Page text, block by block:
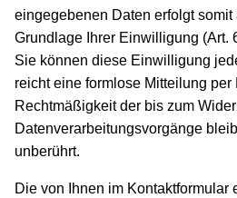
eingegebenen Daten erfolgt
Grundlage Ihrer Einwilligung (Art.
Sie können diese Einwilligung
reicht eine formlose Mitteilung
Rechtmäßigkeit der bis zum
Datenverarbeitungsvorgänge
unberührt.
Die von Ihnen im Kontaktformular